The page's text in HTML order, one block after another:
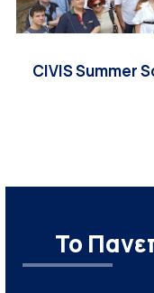
CIVIS Summer
Το